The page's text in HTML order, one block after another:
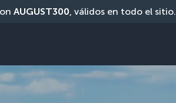
AUGUST300, válidos en todo el sitio.